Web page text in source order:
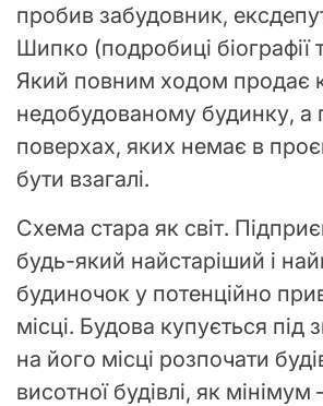
пробив забудовник,
Шипко (подробиці біографії
Який повним ходом продає
недобудованому будинку, а
поверхах, яких немає в
бути взагалі.
Схема стара як світ.
будь-який найстаріший і
будиночок у потенційно
місці. Будова купується під
на його місці розпочати
висотної будівлі, як